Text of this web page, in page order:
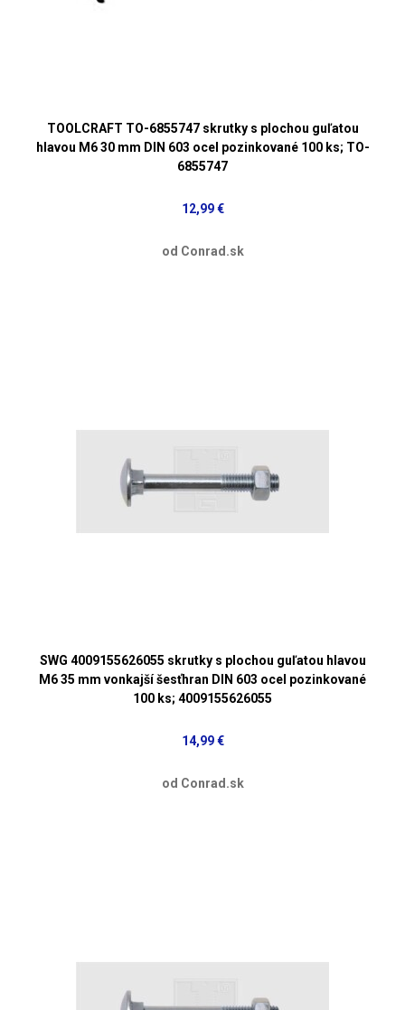
TOOLCRAFT TO-6855747 skrutky s plochou guľatou
hlavou M6 30 mm DIN 603 ocel pozinkované 100 ks; TO-
6855747
12,99 €
od Conrad.sk
SWG 4009155626055 skrutky s plochou guľatou hlavou
M6 35 mm vonkajší šesťhran DIN 603 ocel pozinkované
100 ks; 4009155626055
14,99 €
od Conrad.sk